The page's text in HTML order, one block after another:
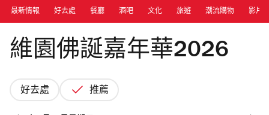
最新情報 好去處 餐廳 酒吧 文化 旅遊 潮流購物 影片
Photograph: Facebook/香港佛光道場
維園佛誕嘉年華2026
好去處 推薦